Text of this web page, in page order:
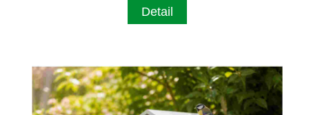
Detail